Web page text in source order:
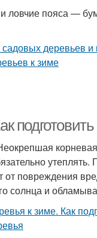
и ловчие пояса —
утеплять.
от повреждения
солнца и